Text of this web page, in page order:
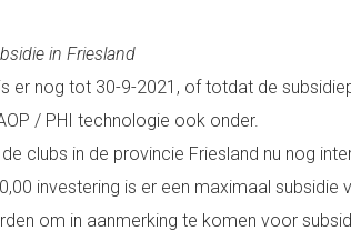
in Friesland
is er nog tot 30-9-2021, of totdat de
/ PHI technologie ook onder.
clubs in de provincie Friesland nu nog
investering is er een maximaal subsidie
om in aanmerking te komen voor